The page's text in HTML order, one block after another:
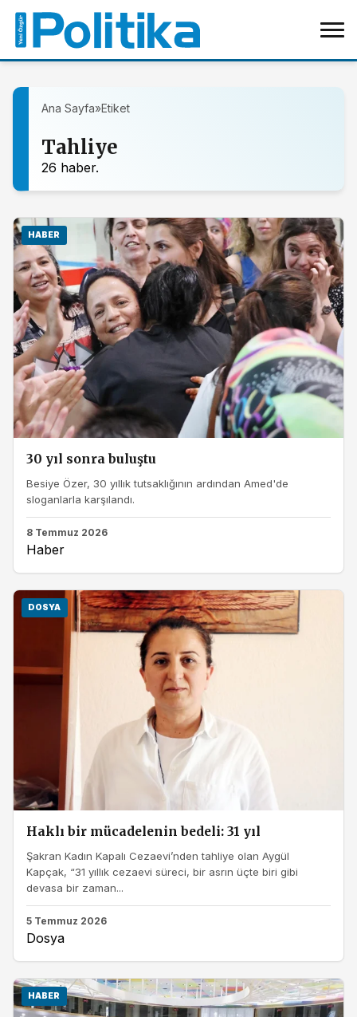
Ana Sayfa»Etiket
Tahliye
26 haber.
HABER
30 yıl sonra buluştu
Besiye Özer, 30 yıllık tutsaklığının ardından Amed'de
sloganlarla karşılandı.
8 Temmuz 2026
Haber
DOSYA
Haklı bir mücadelenin bedeli: 31 yıl
Şakran Kadın Kapalı Cezaevi’nden tahliye olan Aygül
Kapçak, “31 yıllık cezaevi süreci, bir asrın üçte biri gibi
devasa bir zaman...
5 Temmuz 2026
Dosya
HABER